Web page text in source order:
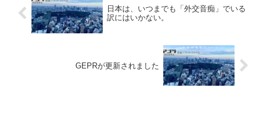
日本は、いつまでも「外交音痴」でいる
訳にはいかない。
GEPRが更新されました